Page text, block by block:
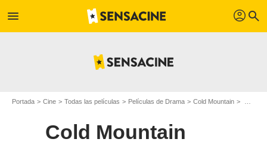
menu profil search
Portada Cine Todas las películas Películas de Drama Cold Mountain
Cold Mountain